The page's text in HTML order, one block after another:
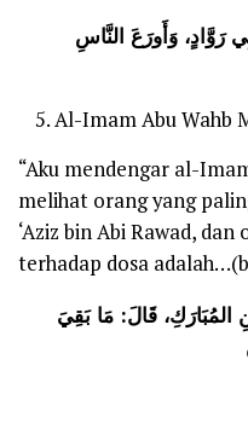
رَوَّادٍ، وَأَورَعَ النَّاسِ
Al-Imam Abu Wahb
“Aku mendengar al-
melihat orang yang
‘Aziz bin Abi Rawad,
terhadap dosa
قَالَ: مَا بَقِيَ